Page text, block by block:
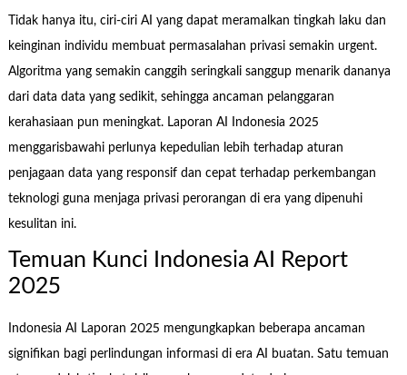
Tidak hanya itu, ciri-ciri AI yang dapat meramalkan tingkah laku dan
keinginan individu membuat permasalahan privasi semakin urgent.
Algoritma yang semakin canggih seringkali sanggup menarik dananya
dari data data yang sedikit, sehingga ancaman pelanggaran
kerahasiaan pun meningkat. Laporan AI Indonesia 2025
menggarisbawahi perlunya kepedulian lebih terhadap aturan
penjagaan data yang responsif dan cepat terhadap perkembangan
teknologi guna menjaga privasi perorangan di era yang dipenuhi
kesulitan ini.
Temuan Kunci Indonesia AI Report
2025
Indonesia AI Laporan 2025 mengungkapkan beberapa ancaman
signifikan bagi perlindungan informasi di era AI buatan. Satu temuan